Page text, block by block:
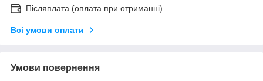
Післяплата (оплата при отриманні)
Всі умови оплати
Умови повернення